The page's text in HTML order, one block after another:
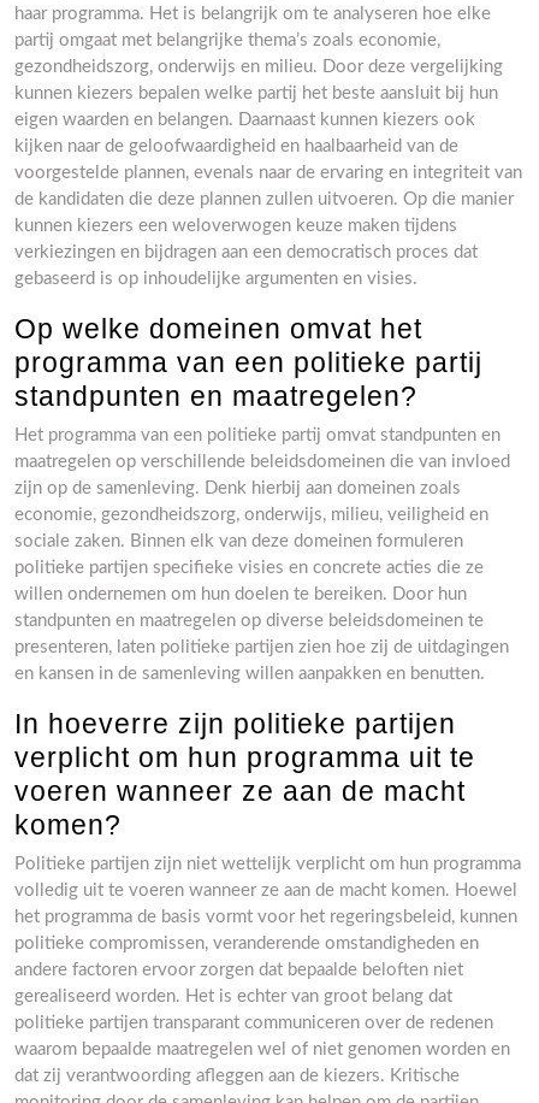
haar programma. Het is belangrijk om te analyseren hoe elke
partij omgaat met belangrijke thema’s zoals economie,
gezondheidszorg, onderwijs en milieu. Door deze vergelijking
kunnen kiezers bepalen welke partij het beste aansluit bij hun
eigen waarden en belangen. Daarnaast kunnen kiezers ook
kijken naar de geloofwaardigheid en haalbaarheid van de
voorgestelde plannen, evenals naar de ervaring en integriteit van
de kandidaten die deze plannen zullen uitvoeren. Op die manier
kunnen kiezers een weloverwogen keuze maken tijdens
verkiezingen en bijdragen aan een democratisch proces dat
gebaseerd is op inhoudelijke argumenten en visies.
Op welke domeinen omvat het
programma van een politieke partij
standpunten en maatregelen?
Het programma van een politieke partij omvat standpunten en
maatregelen op verschillende beleidsdomeinen die van invloed
zijn op de samenleving. Denk hierbij aan domeinen zoals
economie, gezondheidszorg, onderwijs, milieu, veiligheid en
sociale zaken. Binnen elk van deze domeinen formuleren
politieke partijen specifieke visies en concrete acties die ze
willen ondernemen om hun doelen te bereiken. Door hun
standpunten en maatregelen op diverse beleidsdomeinen te
presenteren, laten politieke partijen zien hoe zij de uitdagingen
en kansen in de samenleving willen aanpakken en benutten.
In hoeverre zijn politieke partijen
verplicht om hun programma uit te
voeren wanneer ze aan de macht
komen?
Politieke partijen zijn niet wettelijk verplicht om hun programma
volledig uit te voeren wanneer ze aan de macht komen. Hoewel
het programma de basis vormt voor het regeringsbeleid, kunnen
politieke compromissen, veranderende omstandigheden en
andere factoren ervoor zorgen dat bepaalde beloften niet
gerealiseerd worden. Het is echter van groot belang dat
politieke partijen transparant communiceren over de redenen
waarom bepaalde maatregelen wel of niet genomen worden en
dat zij verantwoording afleggen aan de kiezers. Kritische